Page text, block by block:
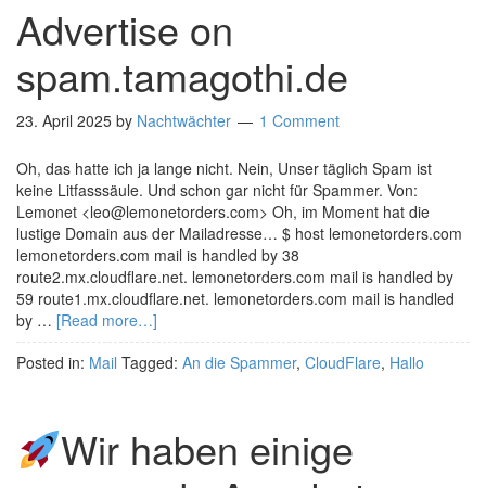
Advertise on
spam.tamagothi.de
23. April 2025 by Nachtwächter 1 Comment
Oh, das hatte ich ja lange nicht. Nein, Unser täglich Spam ist
keine Litfasssäule. Und schon gar nicht für Spammer. Von:
Lemonet <leo@lemonetorders.com> Oh, im Moment hat die
lustige Domain aus der Mailadresse… $ host lemonetorders.com
lemonetorders.com mail is handled by 38
route2.mx.cloudflare.net. lemonetorders.com mail is handled by
59 route1.mx.cloudflare.net. lemonetorders.com mail is handled
by … [Read more…]
Posted in: Mail Tagged: An die Spammer, CloudFlare, Hallo
Wir haben einige